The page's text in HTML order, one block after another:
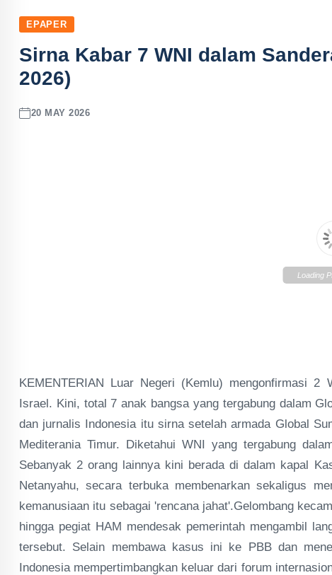
EPAPER
Sirna Kabar 7 WNI dalam
2026)
20 MAY 2026
Loading
KEMENTERIAN Luar Negeri (Kemlu) mengonfirmasi
Israel. Kini, total 7 anak bangsa yang tergabung dalam
dan jurnalis Indonesia itu sirna setelah armada Global
Mediterania Timur. Diketahui WNI yang tergabung
Sebanyak 2 orang lainnya kini berada di dalam kapal
Netanyahu, secara terbuka membenarkan sekaligus
kemanusiaan itu sebagai 'rencana jahat'.Gelombang
hingga pegiat HAM mendesak pemerintah mengambil
tersebut. Selain membawa kasus ini ke PBB dan
Indonesia mempertimbangkan keluar dari forum